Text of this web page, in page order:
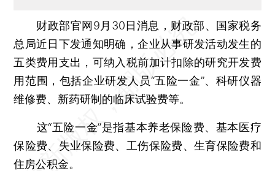
财政部官网9月30日消息，财政部、国家税务
总局近日下发通知明确，企业从事研发活动发生的
五类费用支出，可纳入税前加计扣除的研究开发费
用范围，包括企业研发人员“五险一金”、科研仪器
维修费、新药研制的临床试验费等。
这“五险一金”是指基本养老保险费、基本医疗
保险费、失业保险费、工伤保险费、生育保险费和
住房公积金。